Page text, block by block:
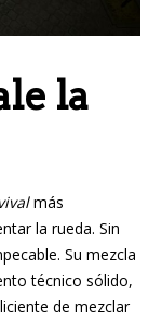
la
más
la rueda. Sin
Su mezcla
técnico sólido,
de mezclar